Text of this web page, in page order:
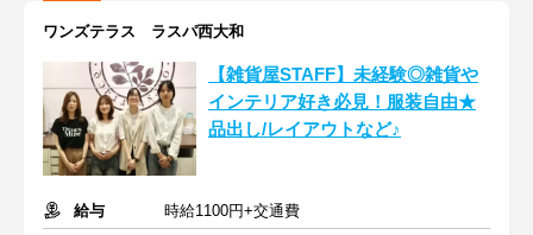
ワンズテラス ラスパ西大和
【雑貨屋STAFF】未経験◎雑貨や
インテリア好き必見！服装自由★
品出し/レイアウトなど♪
給与
時給1100円+交通費